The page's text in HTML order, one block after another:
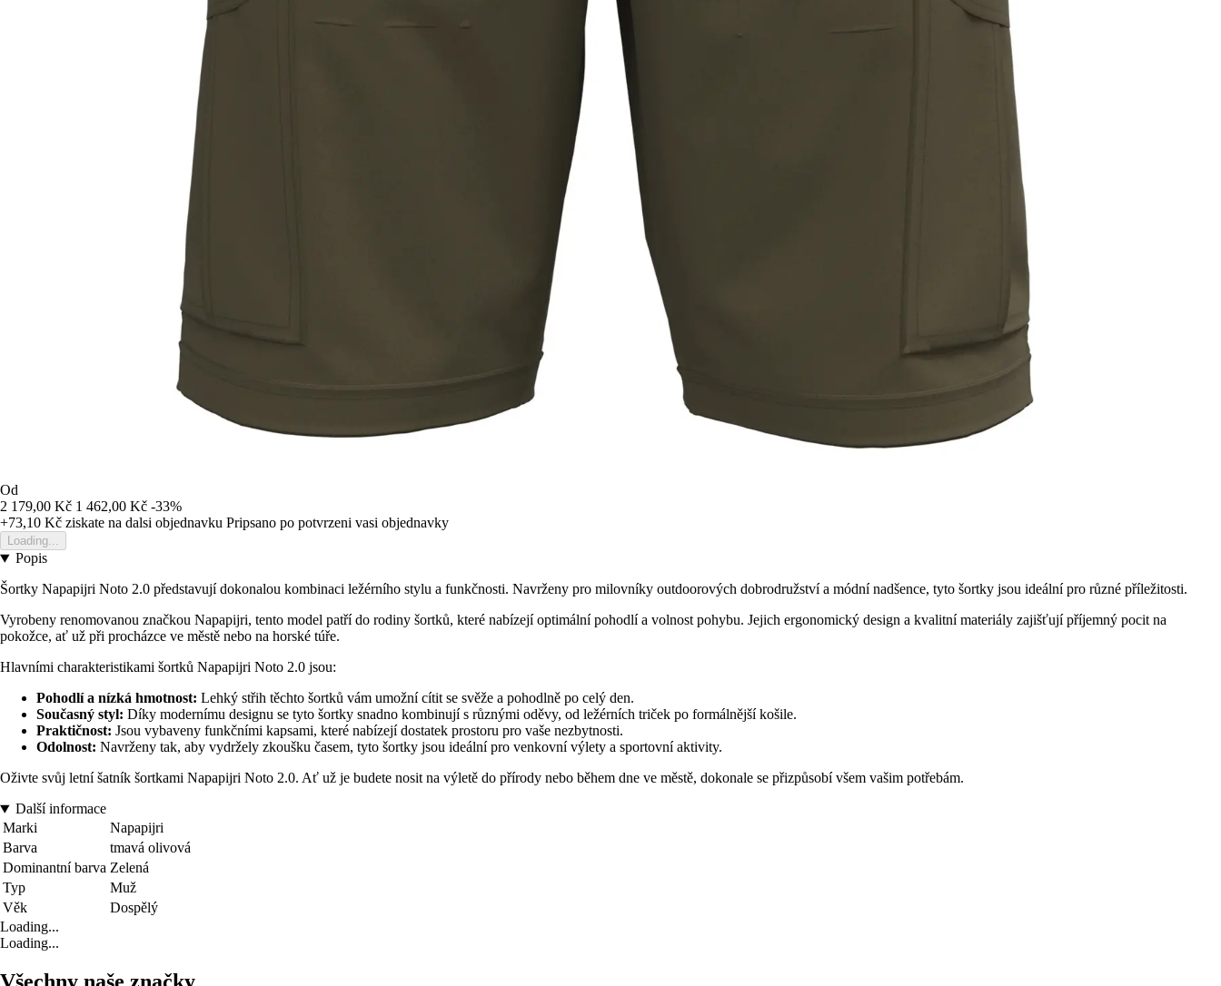
Od
2 179,00 Kč 1 462,00 Kč -33%
+73,10 Kč ziskate na dalsi objednavku Pripsano po potvrzeni vasi objednavky
Loading...
Popis
Šortky Napapijri Noto 2.0 představují dokonalou kombinaci ležérního stylu a funkčnosti. Navrženy pro milovníky outdoorových dobrodružství a módní nadšence, tyto šortky jsou ideální pro různé příležitosti.
Vyrobeny renomovanou značkou Napapijri, tento model patří do rodiny šortků, které nabízejí optimální pohodlí a volnost pohybu. Jejich ergonomický design a kvalitní materiály zajišťují příjemný pocit na
pokožce, ať už při procházce ve městě nebo na horské túře.
Hlavními charakteristikami šortků Napapijri Noto 2.0 jsou:
Pohodlí a nízká hmotnost: Lehký střih těchto šortků vám umožní cítit se svěže a pohodlně po celý den.
Současný styl: Díky modernímu designu se tyto šortky snadno kombinují s různými oděvy, od ležérních triček po formálnější košile.
Praktičnost: Jsou vybaveny funkčními kapsami, které nabízejí dostatek prostoru pro vaše nezbytnosti.
Odolnost: Navrženy tak, aby vydržely zkoušku časem, tyto šortky jsou ideální pro venkovní výlety a sportovní aktivity.
Oživte svůj letní šatník šortkami Napapijri Noto 2.0. Ať už je budete nosit na výletě do přírody nebo během dne ve městě, dokonale se přizpůsobí všem vašim potřebám.
Další informace
Marki
Napapijri
Barva
tmavá olivová
Dominantní barva Zelená
Typ
Muž
Věk
Dospělý
Loading...
Loading...